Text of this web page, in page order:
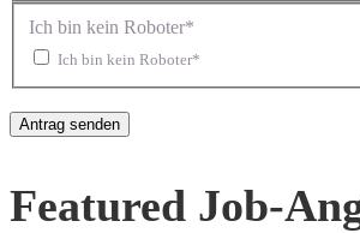
Ich bin kein Roboter*
Ich bin kein Roboter*
Featured Job-